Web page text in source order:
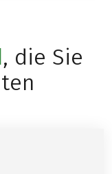
, die Sie